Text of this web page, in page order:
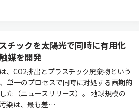
チックを太陽光で同時に有用化
媒を開発
、CO2排出とプラスチック廃棄物という
単一のプロセスで同時に対処する画期的
た（ニュースリリース）。 地球規模の
染は、最も差…